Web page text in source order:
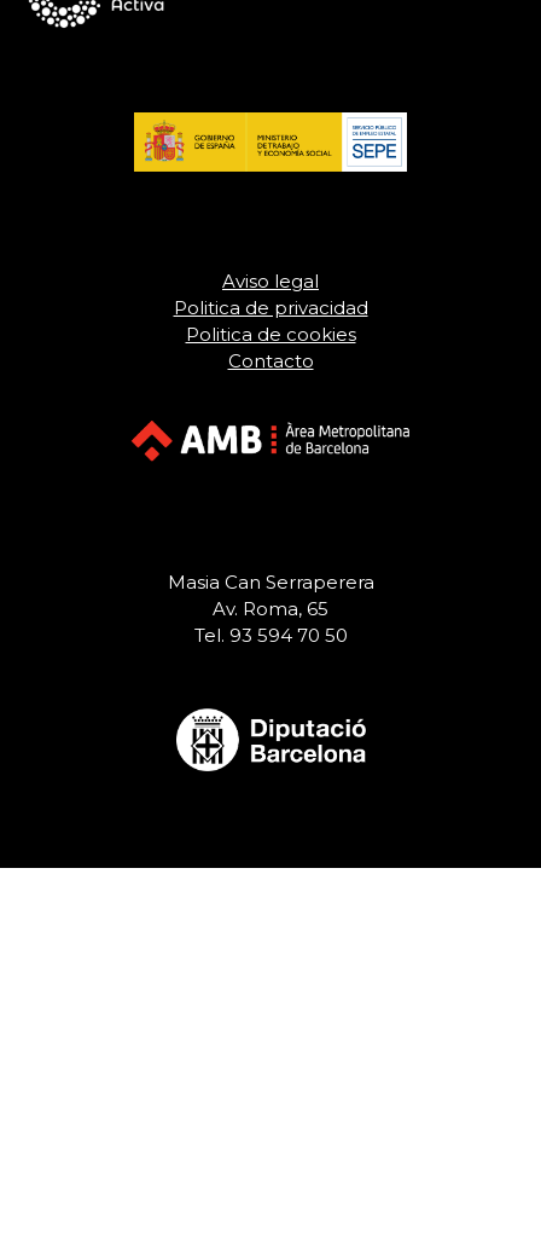
Aviso legal
Politica de privacidad
Politica de cookies
Contacto
Masia Can Serraperera
Av. Roma, 65
Tel. 93 594 70 50